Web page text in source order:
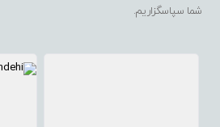
شما سپاسگزاریم.